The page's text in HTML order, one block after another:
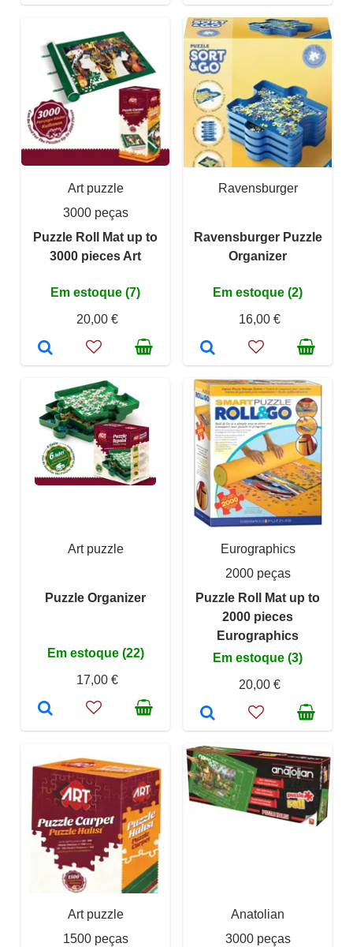
Art puzzle
3000 peças
Puzzle Roll Mat up to
3000 pieces Art
Em estoque (7)
20,00 €
Ravensburger
Ravensburger Puzzle
Organizer
Em estoque (2)
16,00 €
Art puzzle
Puzzle Organizer
Em estoque (22)
17,00 €
Eurographics
2000 peças
Puzzle Roll Mat up to
2000 pieces
Eurographics
Em estoque (3)
20,00 €
Art puzzle
1500 peças
Anatolian
3000 peças